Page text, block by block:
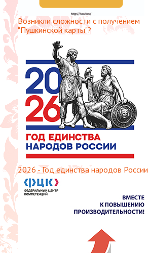
Возникли сложности с получением
"Пушкинской карты"?
2026 - Год единства народов России